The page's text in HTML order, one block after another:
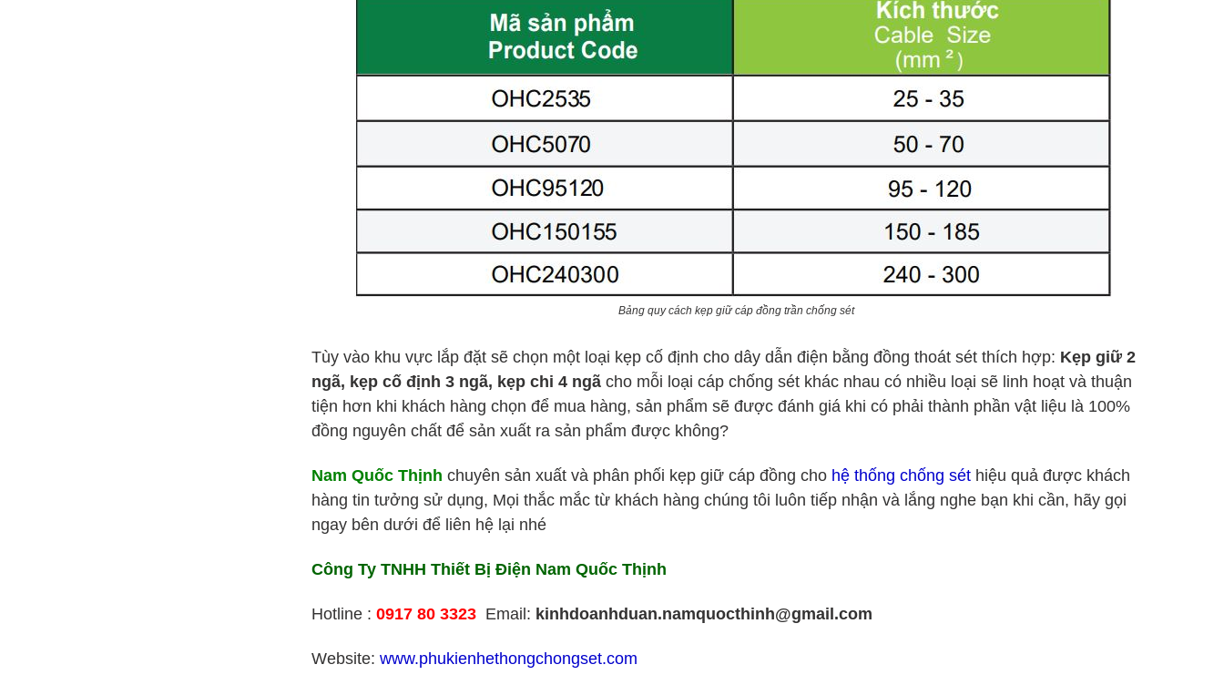
Bảng quy cách kẹp giữ cáp đồng trần chống sét
Tùy vào khu vực lắp đặt sẽ chọn một loại kẹp cố định cho dây dẫn điện bằng đồng thoát sét thích hợp: Kẹp giữ 2
ngã, kẹp cố định 3 ngã, kẹp chi 4 ngã cho mỗi loại cáp chống sét khác nhau có nhiều loại sẽ linh hoạt và thuận
tiện hơn khi khách hàng chọn để mua hàng, sản phẩm sẽ được đánh giá khi có phải thành phần vật liệu là 100%
đồng nguyên chất để sản xuất ra sản phẩm được không?
Nam Quốc Thịnh chuyên sản xuất và phân phối kẹp giữ cáp đồng cho hệ thống chống sét hiệu quả được khách
hàng tin tưởng sử dụng, Mọi thắc mắc từ khách hàng chúng tôi luôn tiếp nhận và lắng nghe bạn khi cần, hãy gọi
ngay bên dưới để liên hệ lại nhé
Công Ty TNHH Thiết Bị Điện Nam Quốc Thịnh
Hotline : 0917 80 3323 Email: kinhdoanhduan.namquocthinh@gmail.com
Website: www.phukienhethongchongset.com